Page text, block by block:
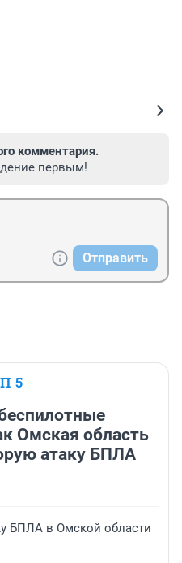
комментария.
первым!
Отправить
5
Омская область
атаку БПЛА
БПЛА в Омской области